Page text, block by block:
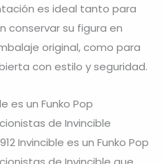
es ideal tanto para
conservar su figura en
original, como para
con estilo y seguridad.
es un Funko Pop
de Invincible
Invincible es un Funko Pop